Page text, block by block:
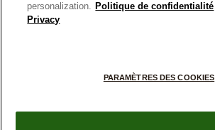
Index égalité Femme/Homme
personalization. Politique de confidentialité
Privacy
PARAMÈTRES DES COOKIES